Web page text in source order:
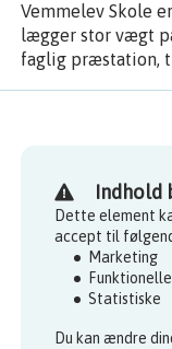
Vemmelev Skole
lægger stor vægt
faglig præstation,
Indhold
Dette element
accept til
Marketing
Funktionelle
Statistiske
Du kan ændre